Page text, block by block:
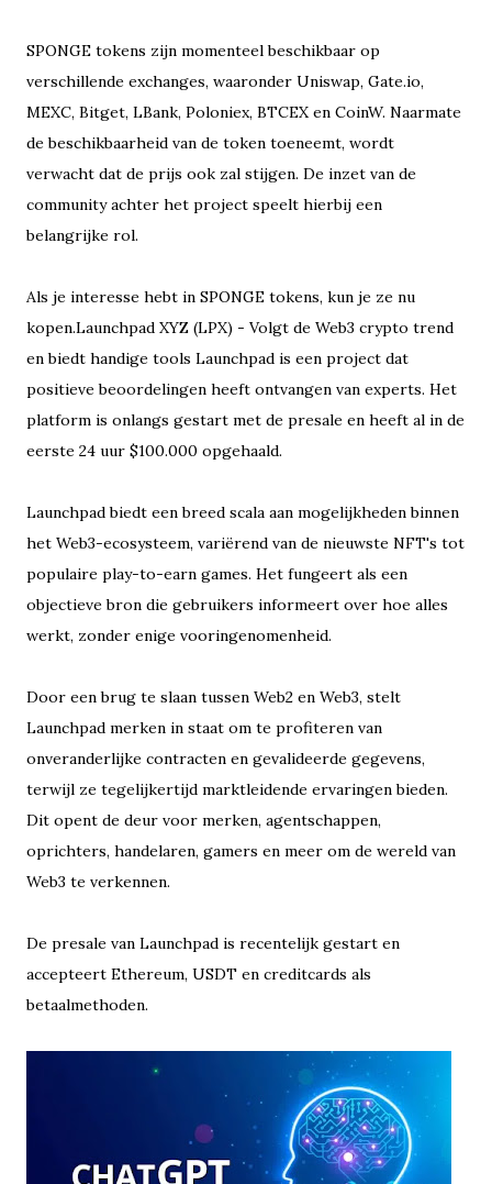
SPONGE tokens zijn momenteel beschikbaar op
verschillende exchanges, waaronder Uniswap, Gate.io,
MEXC, Bitget, LBank, Poloniex, BTCEX en CoinW. Naarmate
de beschikbaarheid van de token toeneemt, wordt
verwacht dat de prijs ook zal stijgen. De inzet van de
community achter het project speelt hierbij een
belangrijke rol.
Als je interesse hebt in SPONGE tokens, kun je ze nu
kopen.Launchpad XYZ (LPX) - Volgt de Web3 crypto trend
en biedt handige tools Launchpad is een project dat
positieve beoordelingen heeft ontvangen van experts. Het
platform is onlangs gestart met de presale en heeft al in de
eerste 24 uur $100.000 opgehaald.
Launchpad biedt een breed scala aan mogelijkheden binnen
het Web3-ecosysteem, variërend van de nieuwste NFT's tot
populaire play-to-earn games. Het fungeert als een
objectieve bron die gebruikers informeert over hoe alles
werkt, zonder enige vooringenomenheid.
Door een brug te slaan tussen Web2 en Web3, stelt
Launchpad merken in staat om te profiteren van
onveranderlijke contracten en gevalideerde gegevens,
terwijl ze tegelijkertijd marktleidende ervaringen bieden.
Dit opent de deur voor merken, agentschappen,
oprichters, handelaren, gamers en meer om de wereld van
Web3 te verkennen.
De presale van Launchpad is recentelijk gestart en
accepteert Ethereum, USDT en creditcards als
betaalmethoden.